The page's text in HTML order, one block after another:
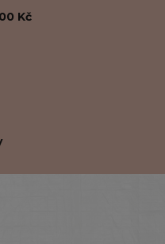
Kč